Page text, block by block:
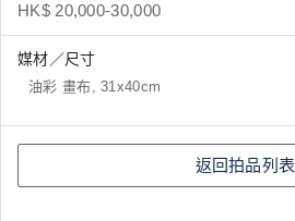
HK$ 20,000-30,000
媒材／尺寸
油彩 畫布, 31x40cm
返回拍品列表